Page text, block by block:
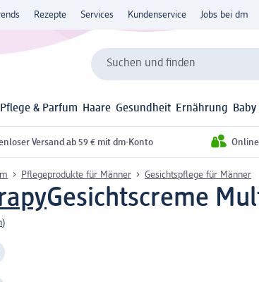
Rezepte Services Kundenservice Jobs bei dm
Suchen und finden
Pflege & Parfum Haare Gesundheit Ernährung Baby
Versand ab 59 € mit dm-Konto
Pflegeprodukte für Männer Gesichtspflege für Männer
Gesichtscreme
)